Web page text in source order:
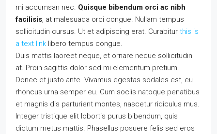
mi accumsan nec. Quisque bibendum orci ac nibh
facilisis, at malesuada orci congue. Nullam tempus
sollicitudin cursus. Ut et adipiscing erat. Curabitur this is
a text link libero tempus congue.
Duis mattis laoreet neque, et ornare neque sollicitudin
at. Proin sagittis dolor sed mi elementum pretium.
Donec et justo ante. Vivamus egestas sodales est, eu
rhoncus urna semper eu. Cum sociis natoque penatibus
et magnis dis parturient montes, nascetur ridiculus mus.
Integer tristique elit lobortis purus bibendum, quis
dictum metus mattis. Phasellus posuere felis sed eros